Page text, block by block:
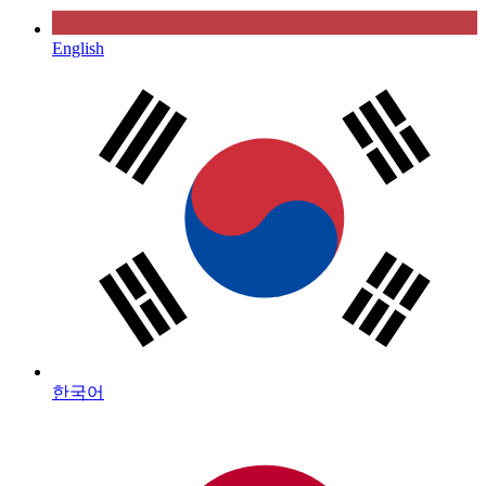
English
한국어